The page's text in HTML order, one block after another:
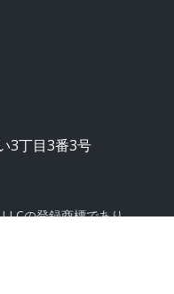
3丁目3番3号
の登録商標であり、